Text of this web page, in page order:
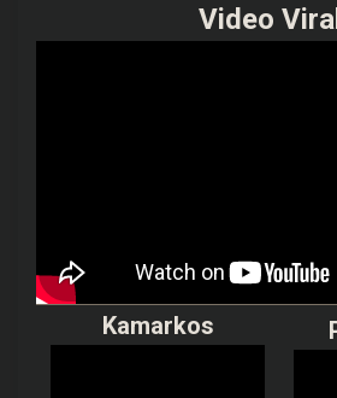
Video
Kamarkos